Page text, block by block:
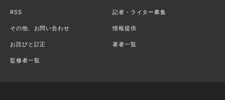
RSS 記者・ライター募集
その他、お問い合わせ 情報提供
お詫びと訂正 著者一覧
監修者一覧